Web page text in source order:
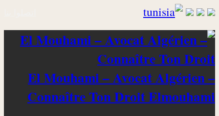
El Mouhami – Avocat Algérien –
Connaître Ton Droit Elmouhami